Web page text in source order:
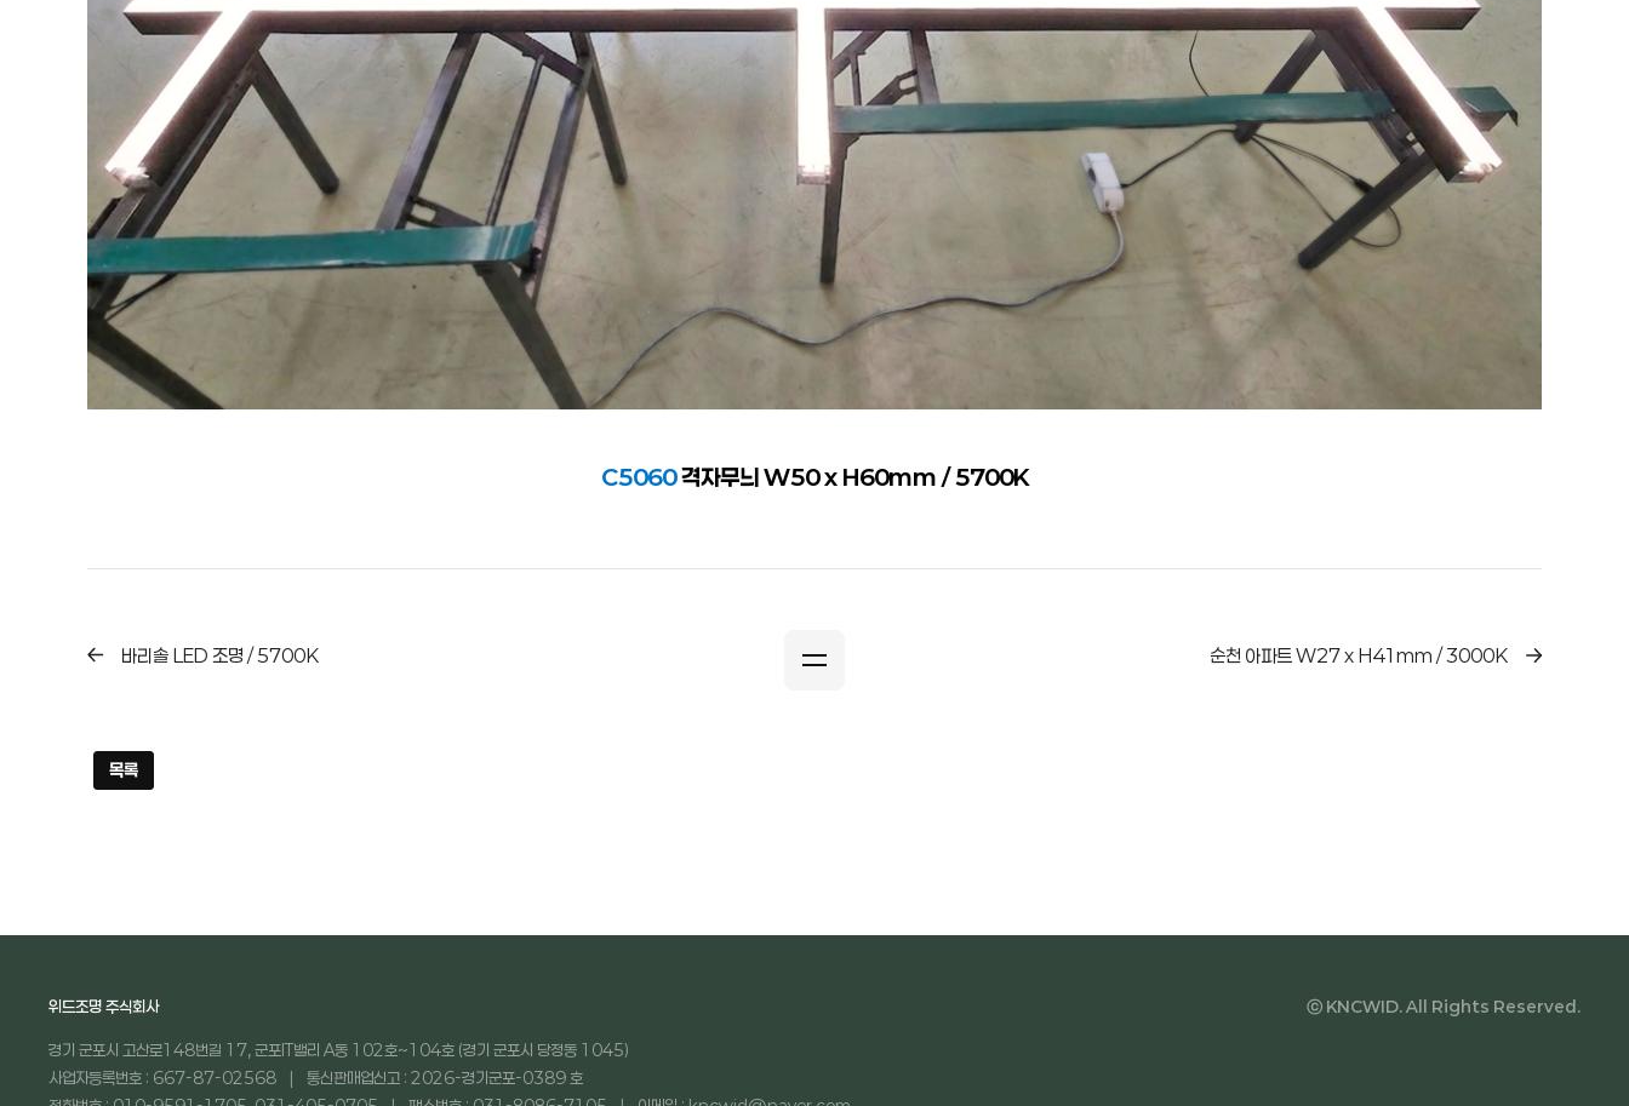
C5060 격자무늬 W50 x H60mm / 5700K
바리솔 LED 조명 / 5700K 순천 아파트 W27 x H41mm / 3000K
목록
위드조명 주식회사
경기 군포시 고산로148번길 17, 군포IT밸리 A동 102호~104호 (경기 군포시 당정동 1045)
사업자등록번호 : 667-87-02568
통신판매업신고 : 2026-경기군포-0389 호
ⓒ KNCWID. All Rights Reserved.